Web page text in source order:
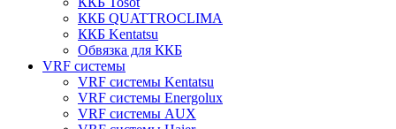
ККБ QUATTROCLIMA
ККБ Kentatsu
Обвязка для ККБ
VRF системы
VRF системы Kentatsu
VRF системы Energolux
VRF системы AUX